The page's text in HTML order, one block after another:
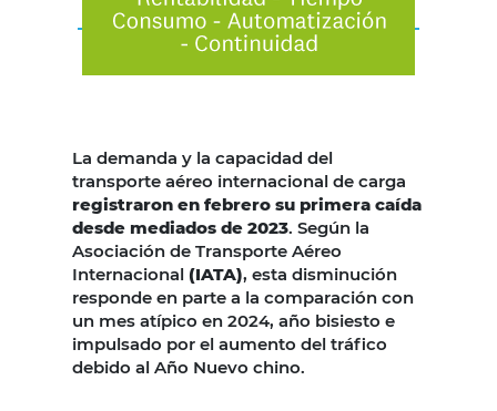
La demanda y la capacidad del
transporte aéreo internacional de carga
registraron en febrero su primera caída
desde mediados de 2023. Según la
Asociación de Transporte Aéreo
Internacional (IATA), esta disminución
responde en parte a la comparación con
un mes atípico en 2024, año bisiesto e
impulsado por el aumento del tráfico
debido al Año Nuevo chino.